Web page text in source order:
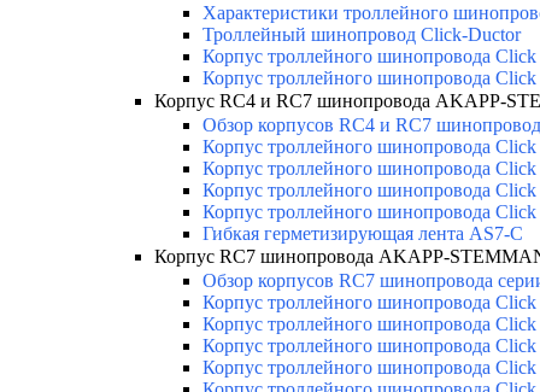
Характеристики троллейного
Троллейный шинопровод Click-Ductor
Корпус троллейного шинопровода
Корпус троллейного шинопровода
Корпус RC4 и RC7 шинопровода AKAPP-
Обзор корпусов RC4 и RC7
Корпус троллейного шинопровода
Корпус троллейного шинопровода
Корпус троллейного шинопровода
Корпус троллейного шинопровода
Гибкая герметизирующая лента AS7-C
Корпус RC7 шинопровода AKAPP-
Обзор корпусов RC7 шинопровода
Корпус троллейного шинопровода
Корпус троллейного шинопровода
Корпус троллейного шинопровода
Корпус троллейного шинопровода